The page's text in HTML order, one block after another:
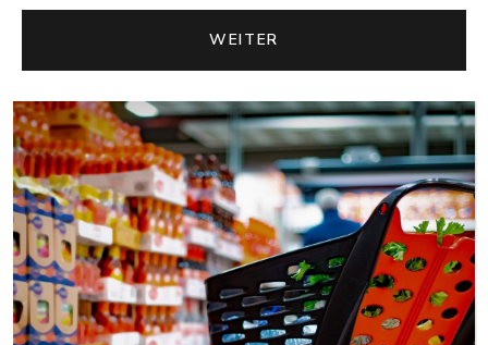
WEITER